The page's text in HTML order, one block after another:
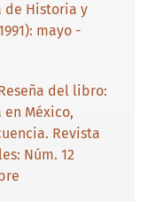
de Historia y
mayo -
del libro:
México,
Revista
Núm. 12